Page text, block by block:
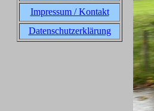
Impressum / Kontakt
Datenschutzerklärung